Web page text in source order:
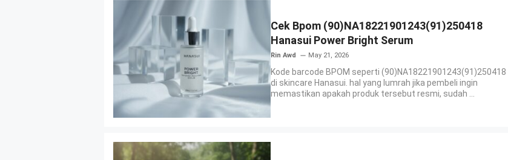
Cek Bpom (90)NA18221901243(91)250418
Hanasui Power Bright Serum
Rin Awd May 21, 2026
Kode barcode BPOM seperti (90)NA18221901243(91)250418
di skincare Hanasui. hal yang lumrah jika pembeli ingin
memastikan apakah produk tersebut resmi, sudah ...